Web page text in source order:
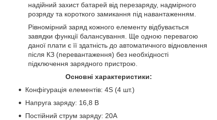
надійний захист батарей від перезаряду, надмірного
розряду та короткого замикання під навантаженням.
Рівномірний заряд кожного елементу відбувається
завядки функції балансування. Ще одною перевагою
даної плати є її здатність до автоматичного відновлення
після КЗ (перевантаження) без необхідності
підключення зарядного пристрою.
Основні характеристики:
Конфігурація елементів: 4S (4 шт.)
Напруга заряду: 16,8 В
Постійний струм заряду: 20А